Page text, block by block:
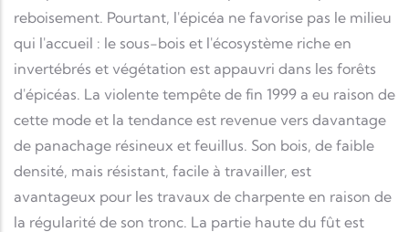
reboisement. Pourtant, l'épicéa ne favorise pas le milieu
qui l'accueil : le sous-bois et l'écosystème riche en
invertébrés et végétation est appauvri dans les forêts
d'épicéas. La violente tempête de fin 1999 a eu raison de
cette mode et la tendance est revenue vers davantage
de panachage résineux et feuillus. Son bois, de faible
densité, mais résistant, facile à travailler, est
avantageux pour les travaux de charpente en raison de
la régularité de son tronc. La partie haute du fût est